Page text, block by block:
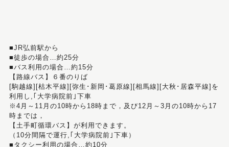
■JR弘前駅から
■徒歩の場合…約25分
■バス利用の場合…約15分
【路線バス】６番のりば
[駒越線][枯木平線][弥生･新岡･葛原線][相馬線][大秋･居森平線]を
利用し,｢大学病院前｣下車
※4月～11月の10時から18時まで，及び12月～3月の10時から17
時までは，
【土手町循環バス】が利用できます。
（10分間隔で運行,｢大学病院前｣下車）
■タクシー利用の場合…約10分